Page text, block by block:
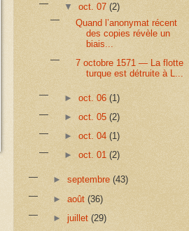
▼ oct. 07 (2)
Quand l’anonymat récent
des copies révèle un
biais...
7 octobre 1571 — La flotte
turque est détruite à L...
► oct. 06 (1)
► oct. 05 (2)
► oct. 04 (1)
► oct. 01 (2)
►septembre(43)
►août(36)
►juillet(29)